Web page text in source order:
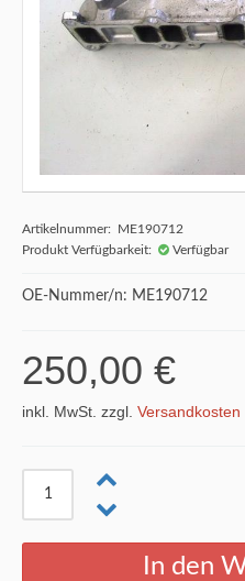
Artikelnummer: ME190712
Produkt Verfügbarkeit:
Verfügbar
OE-Nummer/n: ME190712
250,00 €
inkl. MwSt. zzgl. Versandkosten